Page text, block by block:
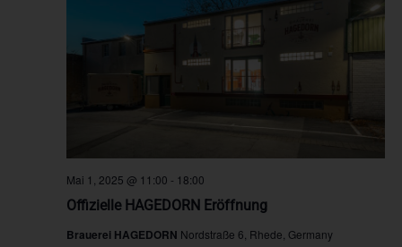
Offizielle HAGEDORN Eröffnung
Mai 1, 2025 @ 11:00 - 18:00
Brauerei HAGEDORN Nordstraße 6, Rhede, Germany